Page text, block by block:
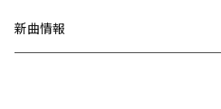
新曲情報